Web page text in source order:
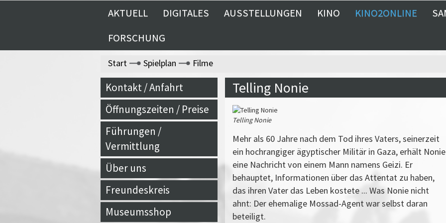
AKTUELL DIGITALES AUSSTELLUNGEN KINO KINO2ONLINE
FORSCHUNG
Start Spielplan Filme
Kontakt / Anfahrt
Öffnungszeiten / Preise
Führungen /
Vermittlung
Über uns
Freundeskreis
Museumsshop
Telling Nonie
Telling Nonie
Mehr als 60 Jahre nach dem Tod ihres Vaters, seinerzeit
ein hochrangiger ägyptischer Militär in Gaza, erhält Nonie
eine Nachricht von einem Mann namens Geizi. Er
behauptet, Informationen über das Attentat zu haben,
das ihren Vater das Leben kostete ... Was Nonie nicht
ahnt: Der ehemalige Mossad-Agent war selbst daran
beteiligt.